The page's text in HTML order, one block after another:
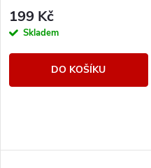
199 Kč
Skladem
DO KOŠÍKU